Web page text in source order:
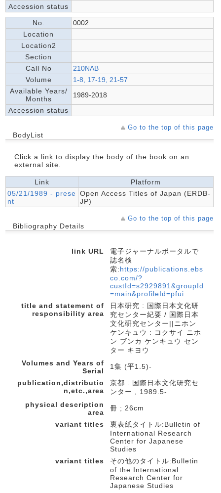
Accession status
No.
0002
Location
Location2
Section
Call No
210NAB
Volume
1-8, 17-19, 21-57
Available Years/
Months
1989-2018
Accession status
Go to the top of this page
BodyList
Click a link to display the body of the book on an
external site.
Link
Platform
05/21/1989 - prese
nt
Open Access Titles of Japan (ERDB-
JP)
Go to the top of this page
Bibliography Details
link URL
電子ジャーナルポータルで
誌名検
索:https://publications.ebs
co.com/?
custId=s2929891&groupId
=main&profileId=pfui
title and statement of
responsibility area
日本研究 : 国際日本文化研
究センター紀要 / 国際日本
文化研究センター||ニホン
ケンキュウ : コクサイ ニホ
ン ブンカ ケンキュウ セン
ター キヨウ
Volumes and Years of
Serial
1集 (平1.5)-
publication,distributio
n,etc.,area
京都 : 国際日本文化研究セ
ンター , 1989.5-
physical description
area
冊 ; 26cm
variant titles
裏表紙タイトル:Bulletin of
International Research
Center for Japanese
Studies
variant titles
その他のタイトル:Bulletin
of the International
Research Center for
Japanese Studies